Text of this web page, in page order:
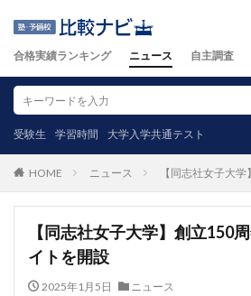
合格実績ランキング ニュース 自主調査
受験生 学習時間 大学入学共通テスト
HOME ニュース 【同志社女子大
【同志社女子大学】創立150
イトを開設
2025年1月5日
ニュース